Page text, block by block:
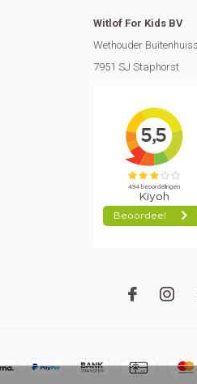
Witlof For Kids BV
Wethouder
7951 SJ Staphorst